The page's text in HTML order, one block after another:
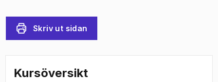
Skriv ut sidan
Kursöversikt